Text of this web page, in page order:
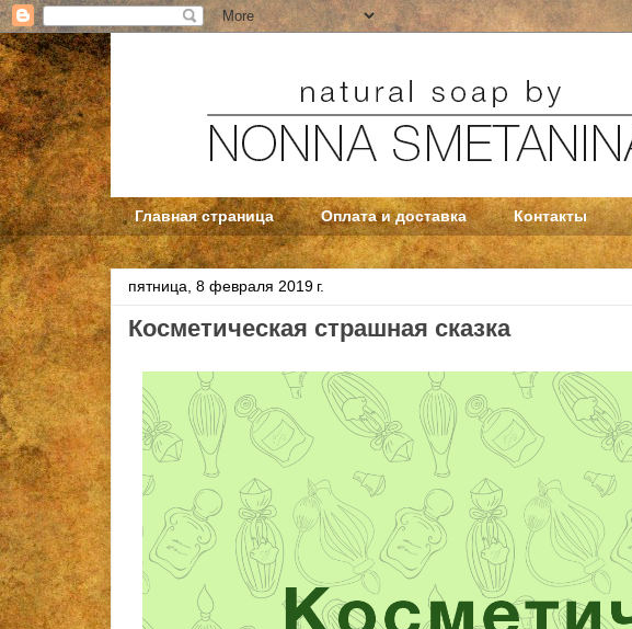
Главная страница Оплата и доставка Контакты
пятница, 8 февраля 2019 г.
Косметическая страшная сказка